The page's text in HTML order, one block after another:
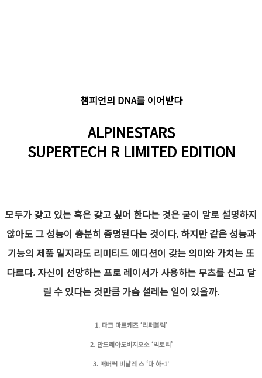
챔피언의 DNA를 이어받다
ALPINESTARS
SUPERTECH R LIMITED EDITION
모두가 갖고 있는 혹은 갖고 싶어 한다는 것은 굳이 말로 설명하지
않아도 그 성능이 충분히 증명된다는 것이다. 하지만 같은 성능과
기능의 제품 일지라도 리미티드 에디션이 갖는 의미와 가치는 또
다르다. 자신이 선망하는 프로 레이서가 사용하는 부츠를 신고 달
릴 수 있다는 것만큼 가슴 설레는 일이 있을까.
1. 마크 마르케즈 ‘리퍼블릭’
2. 안드레아도비지오소 ‘빅토리’
3. 매버릭 비냘레 스 ‘마 하-1′